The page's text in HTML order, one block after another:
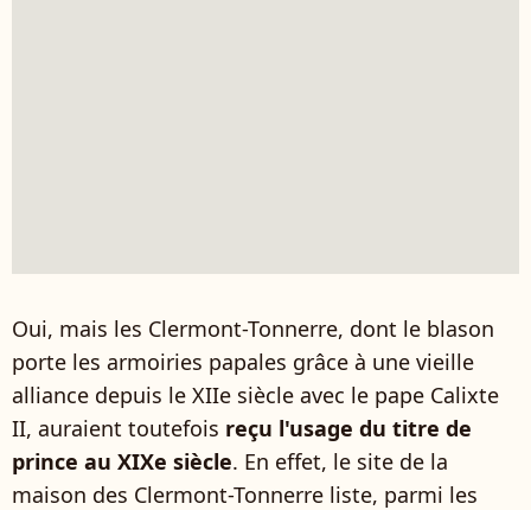
Oui, mais les Clermont-Tonnerre, dont le blason
porte les armoiries papales grâce à une vieille
alliance depuis le XIIe siècle avec le pape Calixte
II, auraient toutefois reçu l'usage du titre de
prince au XIXe siècle. En effet, le site de la
maison des Clermont-Tonnerre liste, parmi les